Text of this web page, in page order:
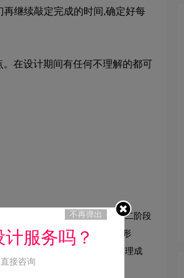
继续敲定完成的时间,确定好每
在设计期间有任何不理解的都可
明确品牌定位与设计方向；第二阶段
计、标准字、标准色、辅助图形
为VI手册编制（将所有规范整理成
不再弹出
服务吗？
接咨询